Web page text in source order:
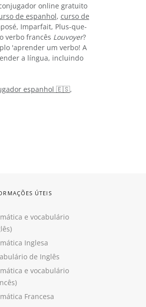
online gratuito
de espanhol, curso de
Imparfait, Plus-que-
verbo francês Louvoyer?
'aprender um verbo! A
a língua, incluindo
espanhol 🇪🇸,
ÚTEIS
e vocabulário
Inglesa
de Inglês
e vocabulário
Francesa